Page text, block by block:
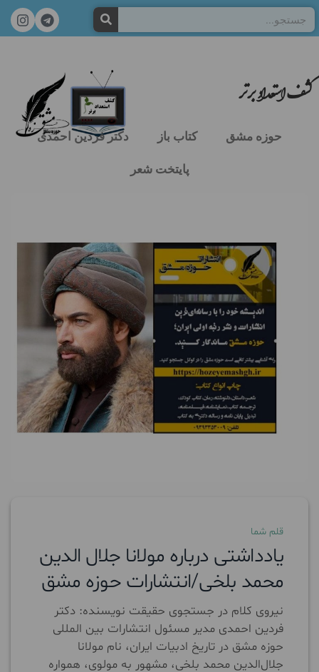
کشف استعداد برتر
حوزه مشق کتاب باز دکتر فردین احمدی
پایتخت شعر
قلم شما
یادداشتی درباره مولانا جلال الدین
محمد بلخی/انتشارات حوزه مشق
نیروی کلام در جستجوی حقیقت نویسنده: دکتر
فردین احمدی مدیر مسئول انتشارات بین المللی
حوزه مشق در تاریخ ادبیات ایران، نام مولانا
جلال‌الدین محمد بلخی، مشهور به مولوی، همواره